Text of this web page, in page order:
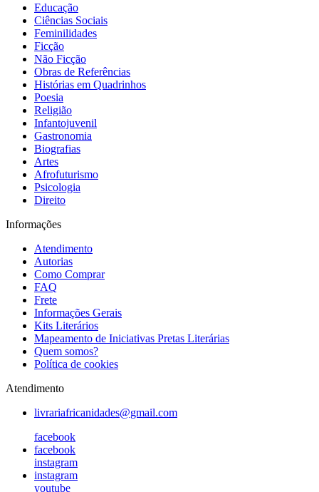
Educação
Ciências Sociais
Feminilidades
Ficção
Não Ficção
Obras de Referências
Histórias em Quadrinhos
Poesia
Religião
Infantojuvenil
Gastronomia
Biografias
Artes
Afrofuturismo
Psicologia
Direito
Informações
Atendimento
Autorias
Como Comprar
FAQ
Frete
Informações Gerais
Kits Literários
Mapeamento de Iniciativas Pretas Literárias
Quem somos?
Política de cookies
Atendimento
livrariafricanidades@gmail.com
facebook
facebook
instagram
instagram
youtube